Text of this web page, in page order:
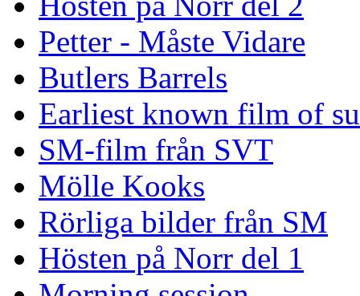
Petter - Måste Vidare
Butlers Barrels
Earliest known film of
SM-film från SVT
Mölle Kooks
Rörliga bilder från SM
Hösten på Norr del 1